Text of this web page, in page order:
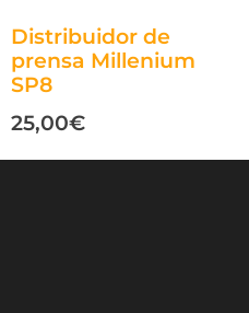
Distribuidor de
prensa Millenium
SP8
25,00€